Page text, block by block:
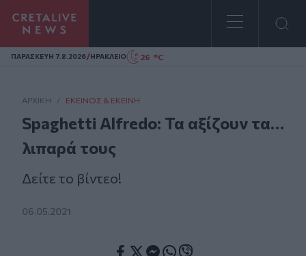
Homepage
ΠΑΡΑΣΚΕΥΗ 7.8.2026/ΗΡΑΚΛΕΙΟ 26 °C
ΑΡΧΙΚΗ / ΕΚΕΊΝΟΣ & ΕΚΕΊΝΗ
Spaghetti Alfredo: Τα αξίζουν τα…
λιπαρά τους
Δείτε το βίντεο!
06.05.2021